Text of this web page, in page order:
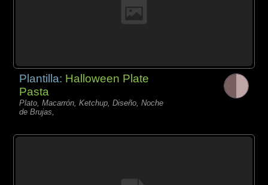
Plantilla: Halloween Plate
Pasta
Plato, Macarrón, Ketchup, Diseño, Noche
de Brujas,